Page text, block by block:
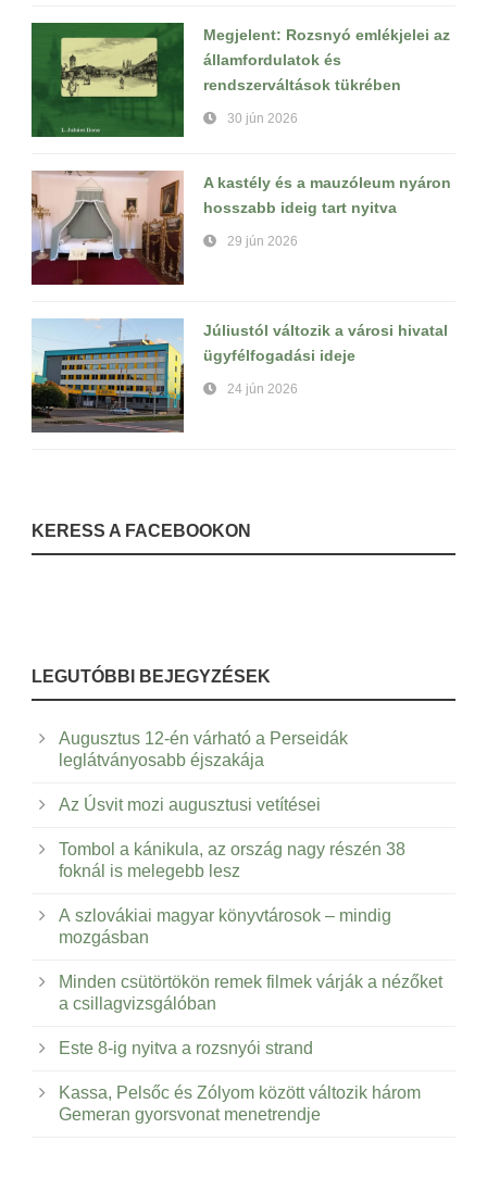
Megjelent: Rozsnyó emlékjelei az
államfordulatok és
rendszerváltások tükrében
30 jún 2026
A kastély és a mauzóleum nyáron
hosszabb ideig tart nyitva
29 jún 2026
Júliustól változik a városi hivatal
ügyfélfogadási ideje
24 jún 2026
KERESS A FACEBOOKON
LEGUTÓBBI BEJEGYZÉSEK
Augusztus 12-én várható a Perseidák
leglátványosabb éjszakája
Az Úsvit mozi augusztusi vetítései
Tombol a kánikula, az ország nagy részén 38
foknál is melegebb lesz
A szlovákiai magyar könyvtárosok – mindig
mozgásban
Minden csütörtökön remek filmek várják a nézőket
a csillagvizsgálóban
Este 8-ig nyitva a rozsnyói strand
Kassa, Pelsőc és Zólyom között változik három
Gemeran gyorsvonat menetrendje